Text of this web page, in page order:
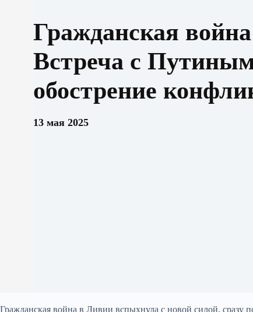
Гражданская
Встреча с
обострение
13 мая 2025
Гражданская война в Ливии вспыхнула с новой силой, сразу